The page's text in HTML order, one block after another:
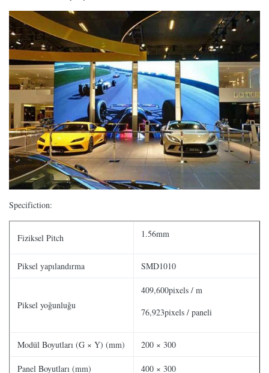
Specifiction:
Fiziksel Pitch 1.56mm
Piksel yapılandırma SMD1010
Piksel yoğunluğu
409,600pixels / m
76,923pixels / paneli
Modül Boyutları (G × Y) (mm) 200 × 300
Panel Boyutları (mm) 400 × 300